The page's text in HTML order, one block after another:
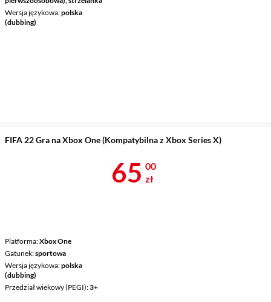
Wersja językowa polska
(dubbing)
FIFA 22 Gra na Xbox One (Kompatybilna z Xbox Series X)
Platforma Xbox One
Gatunek sportowa
Wersja językowa polska
(dubbing)
Przedział wiekowy (PEGI) 3+
Cena 65 zł
65 00
zł